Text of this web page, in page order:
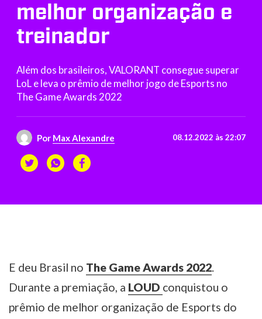
melhor organização e
treinador
Além dos brasileiros, VALORANT consegue superar
LoL e leva o prêmio de melhor jogo de Esports no
The Game Awards 2022
Por Max Alexandre 08.12.2022 às 22:07
E deu Brasil no The Game Awards 2022
Durante a premiação, a LOUD conquistou o
prêmio de melhor organização de Esports do